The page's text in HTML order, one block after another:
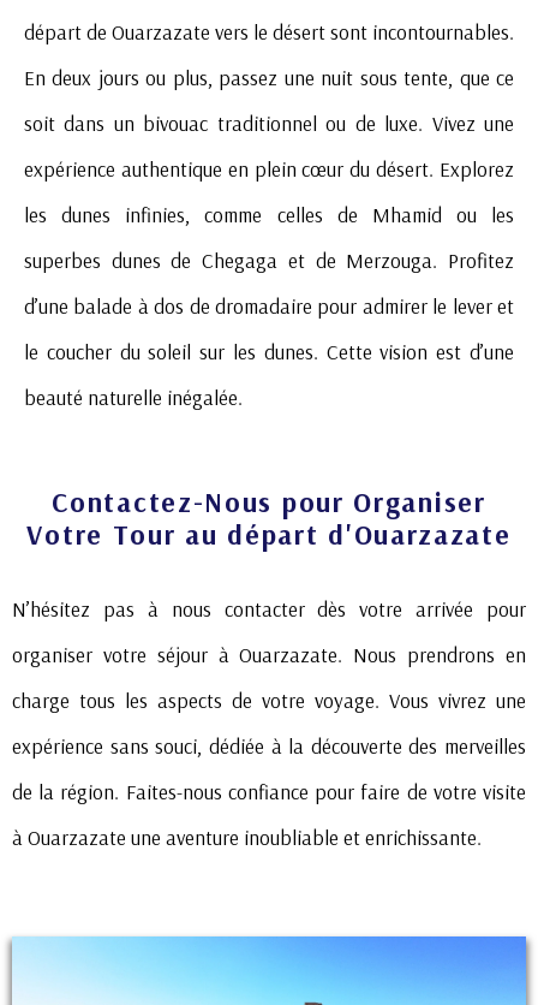
départ de Ouarzazate vers le désert sont incontournables.
En deux jours ou plus, passez une nuit sous tente, que ce
soit dans un bivouac traditionnel ou de luxe. Vivez une
expérience authentique en plein cœur du désert. Explorez
les dunes infinies, comme celles de Mhamid ou les
superbes dunes de Chegaga et de Merzouga. Profitez
d’une balade à dos de dromadaire pour admirer le lever et
le coucher du soleil sur les dunes. Cette vision est d’une
beauté naturelle inégalée.
Contactez-Nous pour Organiser
Votre Tour au départ d'Ouarzazate
N’hésitez pas à nous contacter dès votre arrivée pour
organiser votre séjour à Ouarzazate. Nous prendrons en
charge tous les aspects de votre voyage. Vous vivrez une
expérience sans souci, dédiée à la découverte des merveilles
de la région. Faites-nous confiance pour faire de votre visite
à Ouarzazate une aventure inoubliable et enrichissante.